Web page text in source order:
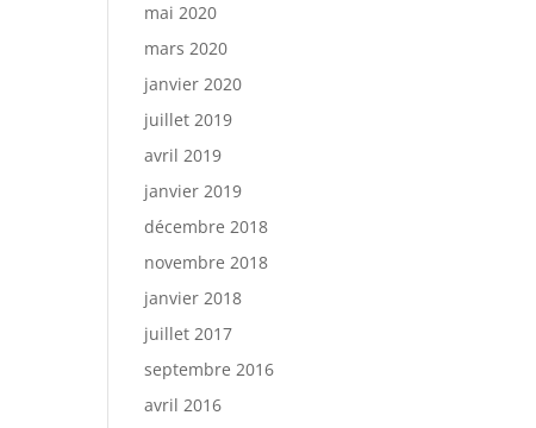
mai 2020
mars 2020
janvier 2020
juillet 2019
avril 2019
janvier 2019
décembre 2018
novembre 2018
janvier 2018
juillet 2017
septembre 2016
avril 2016